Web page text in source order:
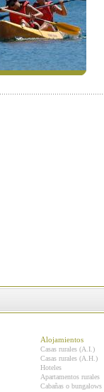
Alojamientos
Casas rurales (A.I.)
Casas rurales (A.H.)
Hoteles
Apartamentos rurales
Cabañas o bungalows